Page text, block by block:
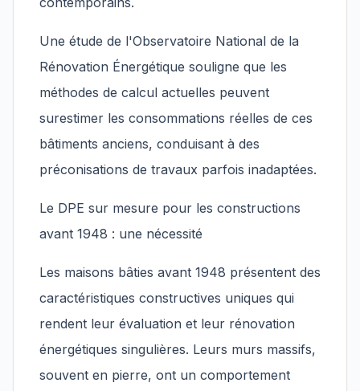
Une étude de l'Observatoire National de la
Rénovation Énergétique souligne que les
méthodes de calcul actuelles peuvent
surestimer les consommations réelles de ces
bâtiments anciens, conduisant à des
préconisations de travaux parfois inadaptées.
Le DPE sur mesure pour les constructions
avant 1948 : une nécessité
Les maisons bâties avant 1948 présentent des
caractéristiques constructives uniques qui
rendent leur évaluation et leur rénovation
énergétiques singulières. Leurs murs massifs,
souvent en pierre, ont un comportement